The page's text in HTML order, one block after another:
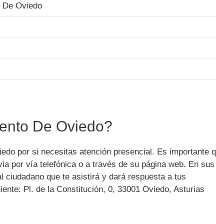
Oviedo
De Oviedo?
por si necesitas atención presencial. Es importante
por vía telefónica o a través de su página web. En sus
ciudadano que te asistirá y dará respuesta a tus
Pl. de la Constitución, 0, 33001 Oviedo, Asturias